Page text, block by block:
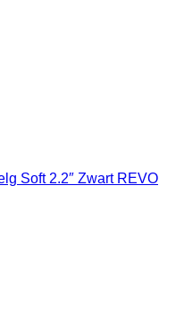
Soft 2.2″ Zwart REVO